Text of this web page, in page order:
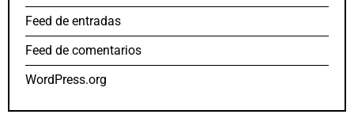
Feed de entradas
Feed de comentarios
WordPress.org